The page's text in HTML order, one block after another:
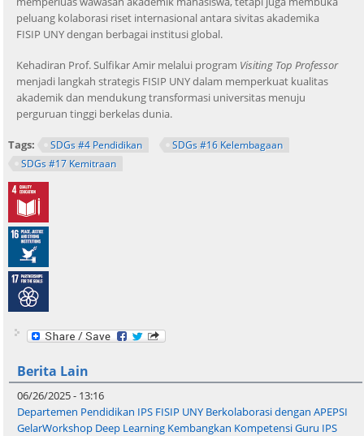
peluang kolaborasi riset internasional antara sivitas akademika
FISIP UNY dengan berbagai institusi global.
Kehadiran Prof. Sulfikar Amir melalui program Visiting Top Professor
menjadi langkah strategis FISIP UNY dalam memperkuat kualitas
akademik dan mendukung transformasi universitas menuju
perguruan tinggi berkelas dunia.
Tags: SDGs #4 Pendidikan
SDGs #16 Kelembagaan
SDGs #17 Kemitraan
Berita Lain
06/26/2025 - 13:16
Departemen Pendidikan IPS FISIP UNY Berkolaborasi dengan APEPSI
GelarWorkshop Deep Learning Kembangkan Kompetensi Guru IPS